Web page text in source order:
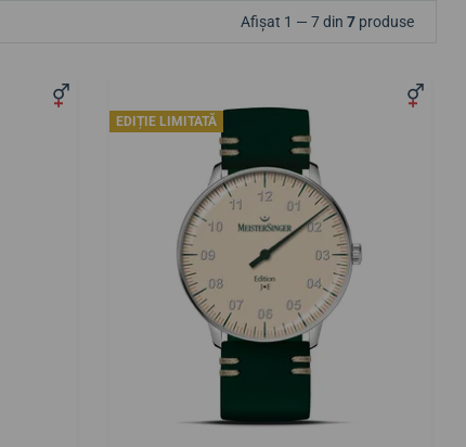
Afișat 1 — 7 din 7 produse
EDIȚIE LIMITATĂ